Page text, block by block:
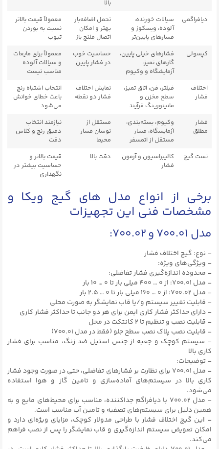
بالا
دیافراگمی
سیالات خورنده،
آلوده، ویسکوز و
فشارهای پایین‌تر
تحمل اضافه‌بار
بهتر و امکان
اتصال فلنج باز
معمولاً قیمت بالاتر
نسبت به بوردن
تیوب
کپسولی
فشارهای خیلی پایین،
گازهای تمیز،
آزمایشگاه و وکیوم
حساسیت خوب
در فشار پایین
معمولاً برای مایعات
و سیالات آلوده
مناسب نیست
اختلاف
فشار
فیلتر، فن، اتاق تمیز،
سطح مخزن و
مانیتورینگ فرآیند
نمایش اختلاف
فشار دو نقطه
انتخاب اشتباه رنج
باعث خطای خوانش
می‌شود
فشار
مطلق
وکیوم، بسته‌بندی،
آزمایشگاه، فشار
مستقل از اتمسفر
مستقل از
نوسان فشار
محیط
نیازمند انتخاب
دقیق رنج و کلاس
دقت
تست گیج
کالیبراسیون و آزمون
فشار
دقت بالا
قیمت بالاتر و
حساسیت بیشتر در
نگهداری
برخی از انواع مدل های گیج ویکا و
مشخصات فنی این تجهیزات
مدل ۷۰۰.۰۱ و ۷۰۰.۰۲:
– نوع: گیج اختلاف فشار
– ویژگی‌های ویژه:
– محدوده اندازه‌گیری فشار تفاضلی:
– مدل ۷۰۰.۰۱: از ۰ … ۴۰۰ میلی بار تا ۰ … ۱۰ بار
– مدل ۷۰۰.۰۲: از ۰ … ۱۶۰ میلی بار تا ۰ … ۲.۵ بار
– قابلیت تغییر سیستم و/یا قاب نمایشگر به صورت محلی
– دارای حداکثر فشار کاری ایمن برای هر دو جانب تا حداکثر فشار کاری
– قابلیت نصب و تنظیم تا ۲ کانتکت در محل
– قابلیت نصب پلاک نصب سطح جلو (فقط در مدل ۷۰۰.۰۱)
– سیستم کوچک و جعبه از جنس استیل ضد زنگ، مناسب برای فشار
کاری بالا
– توضیحات:
– مدل ۷۰۰.۰۱ برای نظارت بر فشارهای تفاضلی، حتی در صورت وجود فشار
کاری بالا در سیستم‌های آماده‌سازی و تامین گاز و هوا استفاده
می‌شود.
– مدل ۷۰۰.۰۲ با دیافراگم جداکننده، مناسب برای محیط‌های مایع و به
همین دلیل برای سیستم‌های تصفیه و تامین آب مناسب است.
– این گیج اختلاف فشار با طراحی مدولار کوچک، مزایای ویژه‌ای دارد و
امکان تعویض سیستم اندازه‌گیری و قاب نمایشگر را پس از نصب فراهم
می‌کند.